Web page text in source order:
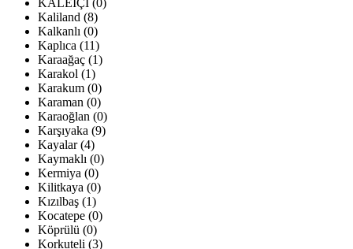
KALEİÇİ (0)
Kaliland (8)
Kalkanlı (0)
Kaplıca (11)
Karaağaç (1)
Karakol (1)
Karakum (0)
Karaman (0)
Karaoğlan (0)
Karşıyaka (9)
Kayalar (4)
Kaymaklı (0)
Kermiya (0)
Kilitkaya (0)
Kızılbaş (1)
Kocatepe (0)
Köprülü (0)
Korkuteli (3)